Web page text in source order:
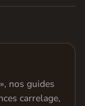
nos guides
carrelage,